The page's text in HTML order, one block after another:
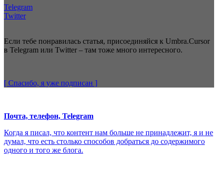
Telegram
Twitter
Если тебе понравилась статья, присоединяйся к Umbra.Cursor
в Telegram или Twitter – там тоже много интересного.
[ Спасибо, я уже подписан ]
Почта, телефон, Telegram
Когда я писал, что контент нам больше не принадлежит, я и не
думал, что есть столько способов добраться до содержимого
одного и того же блога.